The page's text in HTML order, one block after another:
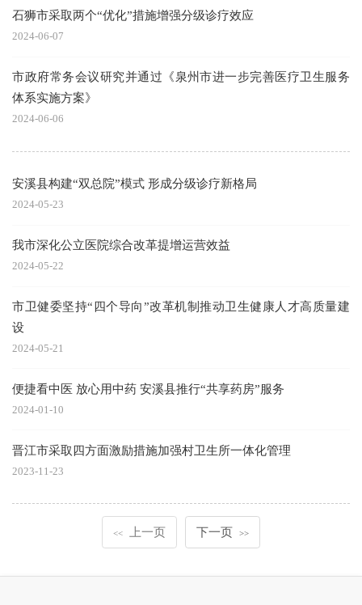
石狮市采取两个“优化”措施增强分级诊疗效应
2024-06-07
市政府常务会议研究并通过《泉州市进一步完善医疗卫生服务
体系实施方案》
2024-06-06
安溪县构建“双总院”模式 形成分级诊疗新格局
2024-05-23
我市深化公立医院综合改革提增运营效益
2024-05-22
市卫健委坚持“四个导向”改革机制推动卫生健康人才高质量建
设
2024-05-21
便捷看中医 放心用中药 安溪县推行“共享药房”服务
2024-01-10
晋江市采取四方面激励措施加强村卫生所一体化管理
2023-11-23
<< 上一页 下一页 >>